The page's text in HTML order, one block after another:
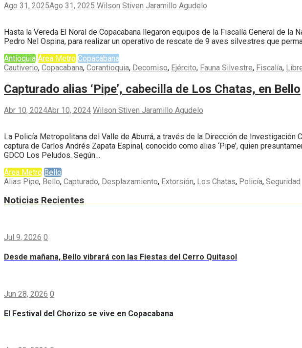
Ago 31, 2025Ago 31, 2025 Wilson Stiven Jaramillo Agudelo
Hasta la Vereda El Noral de Copacabana llegaron equipos de la Fiscalía General de
Pedro Nel Ospina, para realizar un operativo de rescate de 9 aves silvestres que
Antioquia Área Metro Copacabana
Cautiverio, Copacabana, Corantioquia, Decomiso, Ejército, Fauna Silvestre, Fiscalía,
Capturado alias ‘Pipe’, cabecilla de Los Chatas, en Bello
Abr 10, 2024Abr 10, 2024 Wilson Stiven Jaramillo Agudelo
La Policía Metropolitana del Valle de Aburrá, a través de la Dirección de
captura de Carlos Andrés Zapata Espinal, conocido como alias ‘Pipe’, quien
GDCO Los Peludos. Según…
Área Metro Bello
Alias Pipe, Bello, Capturado, Desplazamiento, Extorsión, Los Chatas, Policía, Seguridad
Noticias Recientes
Jul 9, 2026 0
Desde mañana, Bello vibrará con las Fiestas del Cerro Quitasol
Jun 28, 2026 0
El Festival del Chorizo se vive en Copacabana